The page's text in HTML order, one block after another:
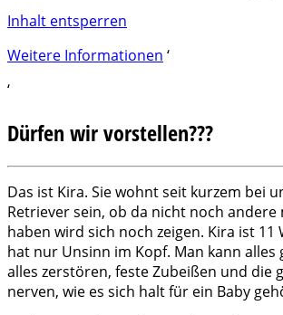
Inhalt entsperren
Weitere Informationen ‘
‘
Dürfen wir vorstellen???
Das ist Kira. Sie wohnt seit kurzem bei
Retriever sein, ob da nicht noch
haben wird sich noch zeigen. Kira ist 11
hat nur Unsinn im Kopf. Man kann alles
alles zerstören, feste Zubeißen und die
nerven, wie es sich halt für ein Baby